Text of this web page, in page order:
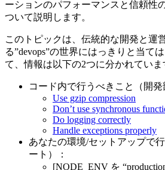
ーションのパフォーマンスと信頼性
ついて説明します。
このトピックは、伝統的な開発と運
る”devops”の世界にはっきりと当て
て、情報は以下の2つに分かれていま
コード内で行うべきこと（開発
Use gzip compression
Don’t use synchronous
Do logging correctly
Handle exceptions properly
あなたの環境/セットアップで
ート）：
[NODE_ENV を